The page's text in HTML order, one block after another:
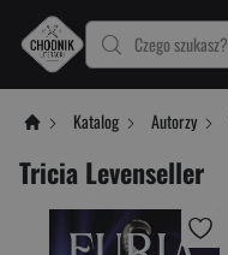
Czego szukasz?
Katalog Autorzy
Tricia Levenseller